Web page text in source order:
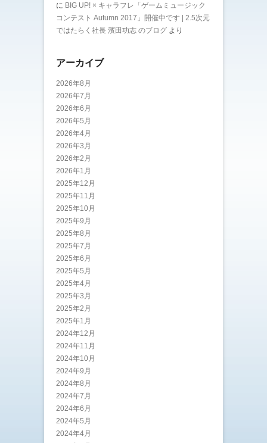
に BIG UP! × キャラフレ「ゲームミュージック
コンテスト Autumn 2017」開催中です | 2.5次元
ではたらく社長 濱田功志 のブログ より
アーカイブ
2026年8月
2026年7月
2026年6月
2026年5月
2026年4月
2026年3月
2026年2月
2026年1月
2025年12月
2025年11月
2025年10月
2025年9月
2025年8月
2025年7月
2025年6月
2025年5月
2025年4月
2025年3月
2025年2月
2025年1月
2024年12月
2024年11月
2024年10月
2024年9月
2024年8月
2024年7月
2024年6月
2024年5月
2024年4月